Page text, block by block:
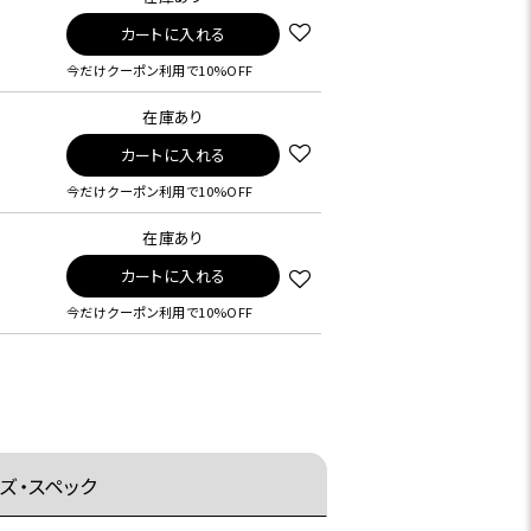
カートに入れる
今だけクーポン利用で10%OFF
在庫あり
カートに入れる
今だけクーポン利用で10%OFF
在庫あり
カートに入れる
今だけクーポン利用で10%OFF
・スペック